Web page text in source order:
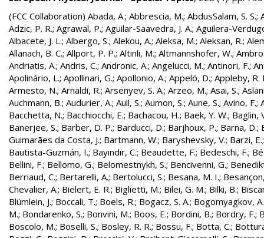
(FCC Collaboration) Abada, A.; Abbrescia, M.; AbdusSalam, S. S.;
Adzic, P. R.; Agrawal, P.; Aguilar-Saavedra, J. A.; Aguilera-
Albacete, J. L.; Albergo, S.; Alekou, A.; Aleksa, M.; Aleksan, R.;
Allanach, B. C.; Allport, P. P.; Altınlı, M.; Altmannshofer, W.;
Andriatis, A.; Andris, C.; Andronic, A.; Angelucci, M.; Antinori, F.;
Apolinário, L.; Apollinari, G.; Apollonio, A.; Appelö, D.; Appleby, R.
Armesto, N.; Arnaldi, R.; Arsenyev, S. A.; Arzeo, M.; Asai, S.;
Auchmann, B.; Audurier, A.; Aull, S.; Aumon, S.; Aune, S.; Avino, F.;
Bacchetta, N.; Bacchiocchi, E.; Bachacou, H.; Baek, Y. W.; Baglin,
Banerjee, S.; Barber, D. P.; Barducci, D.; Barjhoux, P.; Barna, D.;
Guimarães da Costa, J.; Bartmann, W.; Baryshevsky, V.; Barzi, E.
Bautista-Guzmán, I.; Bayındır, C.; Beaudette, F.; Bedeschi, F.;
Bellini, F.; Bellomo, G.; Belomestnykh, S.; Bencivenni, G.;
Berriaud, C.; Bertarelli, A.; Bertolucci, S.; Besana, M. I.;
Chevalier, A.; Bielert, E. R.; Biglietti, M.; Bilei, G. M.; Bilki, B.;
Blümlein, J.; Boccali, T.; Boels, R.; Bogacz, S. A.; Bogomyagkov, A.
M.; Bondarenko, S.; Bonvini, M.; Boos, E.; Bordini, B.; Bordry, F.;
Boscolo, M.; Boselli, S.; Bosley, R. R.; Bossu, F.; Botta, C.;